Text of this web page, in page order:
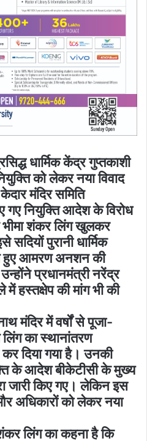
धार्मिक केंद्र गुप्तकाशी
को लेकर नया विवाद
मंदिर समिति
गए नियुक्ति आदेश के विरोध
भीमा शंकर लिंग खुलकर
पुरानी धार्मिक
हुए आमरण अनशन की
प्रधानमंत्री नरेंद्र
हस्तक्षेप की मांग भी की
मंदिर में वर्षों से पूजा-
का स्थानांतरण
दिया गया है। उनकी
के आदेश बीकेटीसी के मुख्य
जारी किए गए। लेकिन इस
अधिकारों को लेकर नया
लिंग का कहना है कि